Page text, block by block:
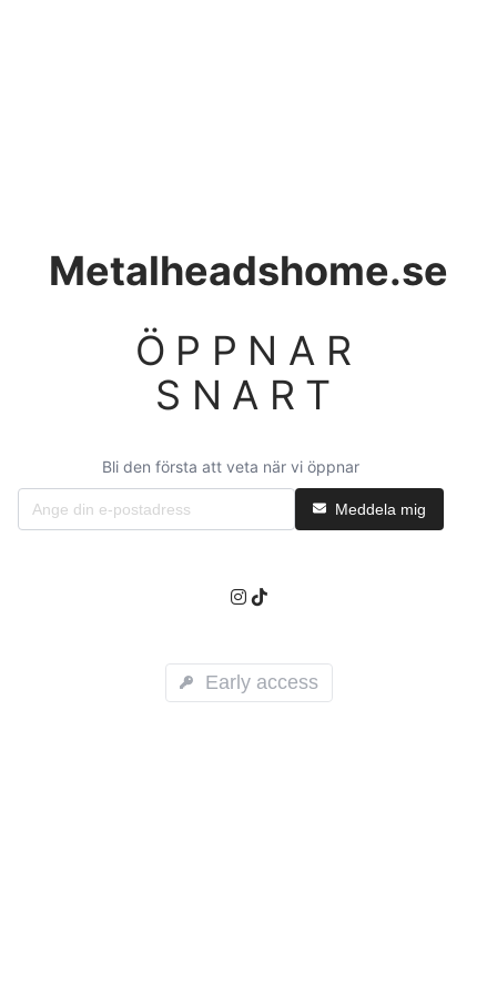
Metalheadshome.se
ÖPPNAR
SNART
Bli den första att veta när vi öppnar
Meddela mig
Early access